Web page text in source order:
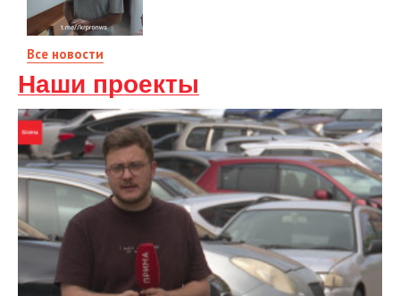
Все новости
Наши проекты